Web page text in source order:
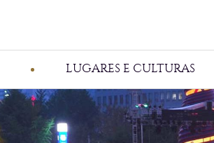
LUGARES E CULTURAS